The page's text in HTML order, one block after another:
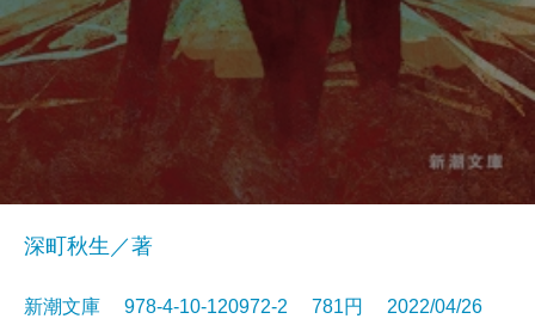
深町秋生／著
新潮文庫 978-4-10-120972-2 781円 2022/04/26